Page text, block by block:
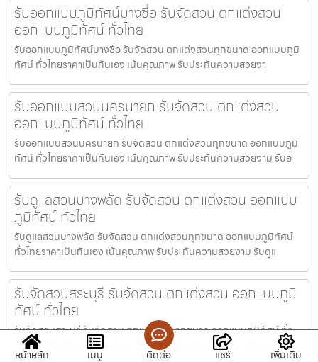
รับออกแบบภูมิทัศน์บางซื่อ รับจัดสวน ตกแต่งสวน
ออกแบบภูมิทัศน์ ทั่วไทย
รับออกแบบภูมิทัศน์บางซื่อ รับจัดสวน ตกแต่งสวนทุกขนาด ออกแบบภูมิ
ทัศน์ ทั่วไทยราคาเป็นกันเอง เน้นคุณภาพ รับประกันความสวยงา
รับออกแบบสวนนครนายก รับจัดสวน ตกแต่งสวน
ออกแบบภูมิทัศน์ ทั่วไทย
รับออกแบบสวนนครนายก รับจัดสวน ตกแต่งสวนทุกขนาด ออกแบบภูมิ
ทัศน์ ทั่วไทยราคาเป็นกันเอง เน้นคุณภาพ รับประกันความสวยงาม รับอ
รับดูแลสวนบางพลัด รับจัดสวน ตกแต่งสวน ออกแบบ
ภูมิทัศน์ ทั่วไทย
รับดูแลสวนบางพลัด รับจัดสวน ตกแต่งสวนทุกขนาด ออกแบบภูมิทัศน์
ทั่วไทยราคาเป็นกันเอง เน้นคุณภาพ รับประกันความสวยงาม รับดูแ
รับจัดสวนสระบุรี รับจัดสวน ตกแต่งสวน ออกแบบภูมิ
ทัศน์ ทั่วไทย
รับจัดสวนสระบุรี รับจัดสวน ตกแต่งสวนทุกขนาด ออกแบบภูมิทัศน์ ทั่ว
ไทยราคาเป็นกันเอง เน้นคุณภาพ รับประกันความสวยงาม รับจัดส
หน้าหลัก เมนู ติดต่อ แชร์ เพิ่มเติม